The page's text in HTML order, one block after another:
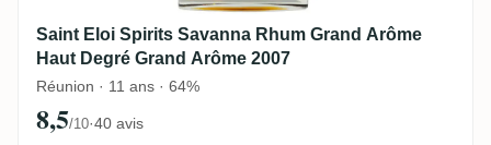
Saint Eloi Spirits Savanna Rhum Grand Arôme
Haut Degré Grand Arôme 2007
Réunion · 11 ans · 64%
8,5/10·40 avis